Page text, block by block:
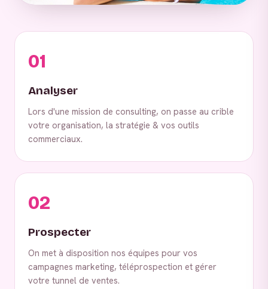
01
Analyser
Lors d'une mission de consulting, on passe au crible
votre organisation, la stratégie & vos outils
commerciaux.
02
Prospecter
On met à disposition nos équipes pour vos
campagnes marketing, téléprospection et gérer
votre tunnel de ventes.